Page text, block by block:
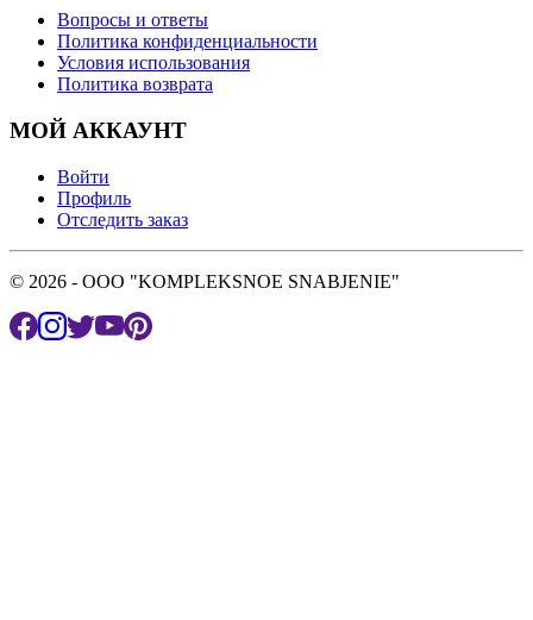
Вопросы и ответы
Политика конфиденциальности
Условия использования
Политика возврата
МОЙ АККАУНТ
Войти
Профиль
Отследить заказ
© 2026 - OOO "KOMPLEKSNOE SNABJENIE"